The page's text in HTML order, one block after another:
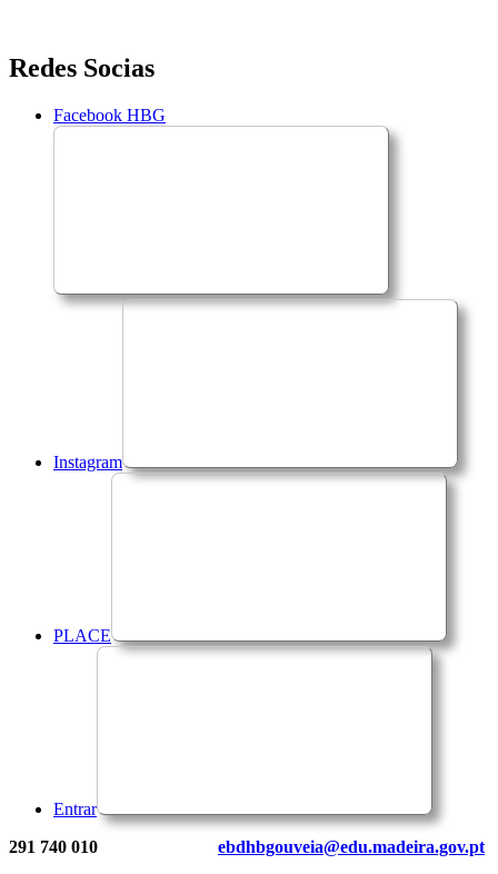
Saltar
para
conteúdo
Redes Socias
Facebook HBG
Instagram
PLACE
Entrar
291 740 010 ebdhbgouveia@edu.madeira.gov.pt